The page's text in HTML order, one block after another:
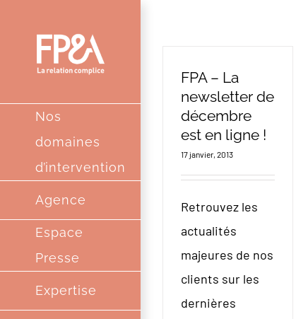
contenu
Nos
domaines
d’intervention
Agence
Espace
Presse
Expertise
FPA – La
newsletter de
décembre
est en ligne !
17 janvier, 2013
Retrouvez les
actualités
majeures de nos
clients sur les
dernières